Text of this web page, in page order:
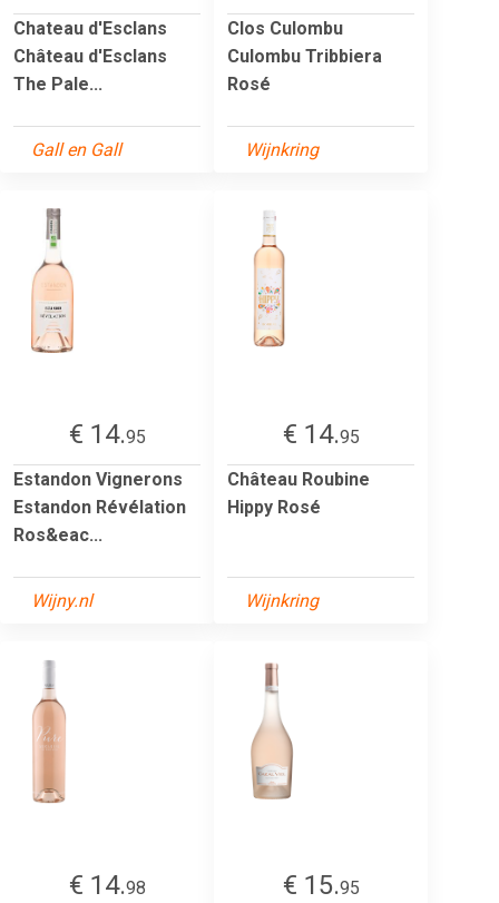
Chateau d'Esclans
Château d'Esclans
The Pale...
Gall en Gall
Clos Culombu
Culombu Tribbiera
Rosé
Wijnkring
€ 14.95
Estandon Vignerons
Estandon Révélation
Ros&eac...
Wijny.nl
€ 14.95
Château Roubine
Hippy Rosé
Wijnkring
€ 14.98 € 15.95